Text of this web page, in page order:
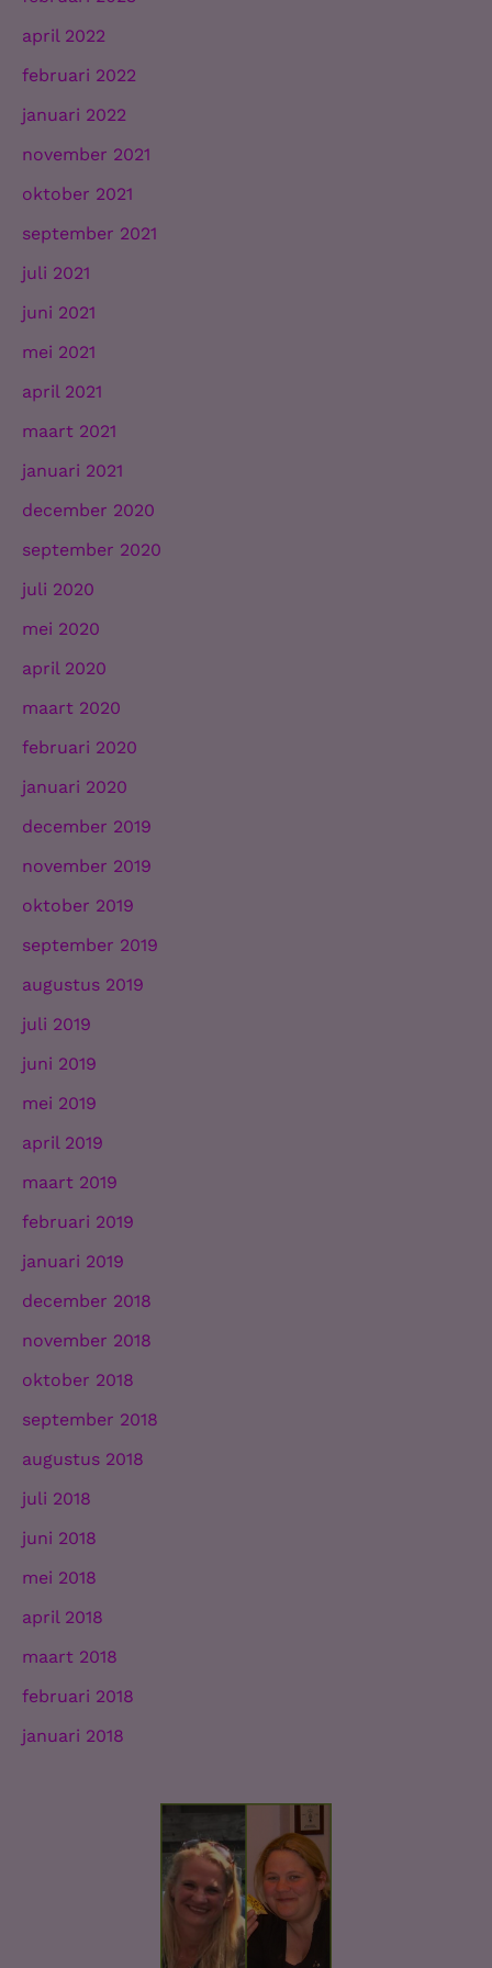
april 2022
februari 2022
januari 2022
november 2021
oktober 2021
september 2021
juli 2021
juni 2021
mei 2021
april 2021
maart 2021
januari 2021
december 2020
september 2020
juli 2020
mei 2020
april 2020
maart 2020
februari 2020
januari 2020
december 2019
november 2019
oktober 2019
september 2019
augustus 2019
juli 2019
juni 2019
mei 2019
april 2019
maart 2019
februari 2019
januari 2019
december 2018
november 2018
oktober 2018
september 2018
augustus 2018
juli 2018
juni 2018
mei 2018
april 2018
maart 2018
februari 2018
januari 2018